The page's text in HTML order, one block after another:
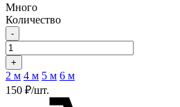
Много
Количество
-
+
2 м 4 м 5 м 6 м
150 ₽/шт.